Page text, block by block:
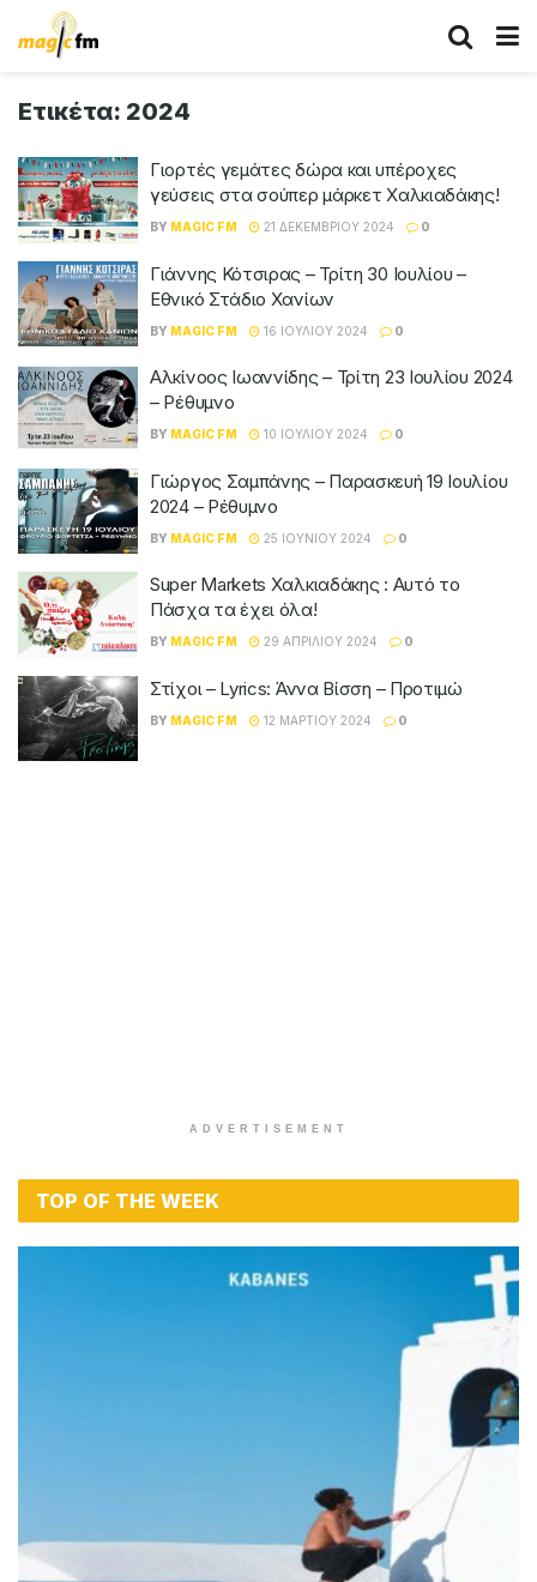
Ετικέτα: 2024
Γιορτές γεμάτες δώρα και υπέροχες
γεύσεις στα σούπερ μάρκετ Χαλκιαδάκης!
BY MAGIC FM 21 ΔΕΚΕΜΒΡΊΟΥ 2024 0
Γιάννης Κότσιρας – Τρίτη 30 Ιουλίου –
Εθνικό Στάδιο Χανίων
BY MAGIC FM 16 ΙΟΥΛΊΟΥ 2024 0
Αλκίνοος Ιωαννίδης – Τρίτη 23 Ιουλίου 2024
– Ρέθυμνο
BY MAGIC FM 10 ΙΟΥΛΊΟΥ 2024 0
Γιώργος Σαμπάνης – Παρασκευή 19 Ιουλίου
2024 – Ρέθυμνο
BY MAGIC FM 25 ΙΟΥΝΊΟΥ 2024 0
Super Markets Χαλκιαδάκης : Αυτό το
Πάσχα τα έχει όλα!
BY MAGIC FM 29 ΑΠΡΙΛΊΟΥ 2024 0
Στίχοι – Lyrics: Άννα Βίσση – Προτιμώ
BY MAGIC FM 12 ΜΑΡΤΊΟΥ 2024 0
ADVERTISEMENT
TOP OF THE WEEK